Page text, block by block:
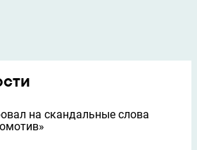
на скандальные слова